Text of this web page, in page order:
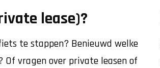
lease)?
te stappen? Benieuwd welke
vragen over private leasen of